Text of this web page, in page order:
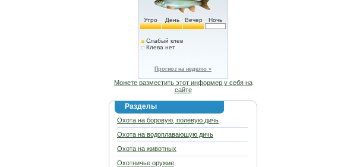
Утро День Вечер Ночь
Слабый клев
Клева нет
Прогноз на неделю »
Можете разместить этот информер у себя на
сайте
Разделы
Охота на боровую, полевую дичь
Охота на водоплавающую дичь
Охота на животных
Охотничье оружие